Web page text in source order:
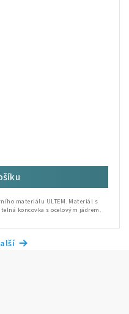
materiálu ULTEM. Materiál s